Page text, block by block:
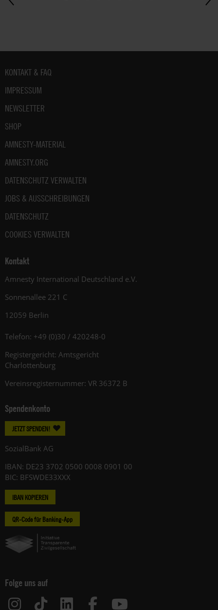
Fußbereich
KONTAKT & FAQ
IMPRESSUM
NEWSLETTER
SHOP
AMNESTY-MATERIAL
AMNESTY.ORG
DATENSCHUTZ VERWALTEN
JOBS & AUSSCHREIBUNGEN
DATENSCHUTZ
COOKIES VERWALTEN
Kontakt
Amnesty International Deutschland e.V.
Sonnenallee 221 C
12059 Berlin
Telefon: +49 (0)30 / 420248-0
Registergericht: Amtsgericht
Charlottenburg
Vereinsregisternummer: VR 36372 B
Spendenkonto
JETZT SPENDEN!
SozialBank AG
IBAN: DE23 3702 0500 0008 0901 00
BIC: BFSWDE33XXX
IBAN KOPIEREN
QR-Code für Banking-App
Folge uns auf